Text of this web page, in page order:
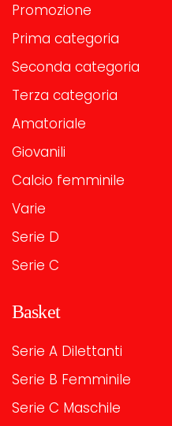
Promozione
Prima categoria
Seconda categoria
Terza categoria
Amatoriale
Giovanili
Calcio femminile
Varie
Serie D
Serie C
Basket
Serie A Dilettanti
Serie B Femminile
Serie C Maschile